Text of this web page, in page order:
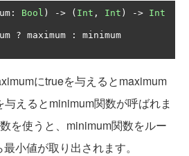
: Bool ) -> ( Int , Int ) -> Int
? maximum :
にtrueを与えるとmaximum
えるとminimum関数が呼ばれま
を使うと、minimum関数をルー
小値が取り出されます。